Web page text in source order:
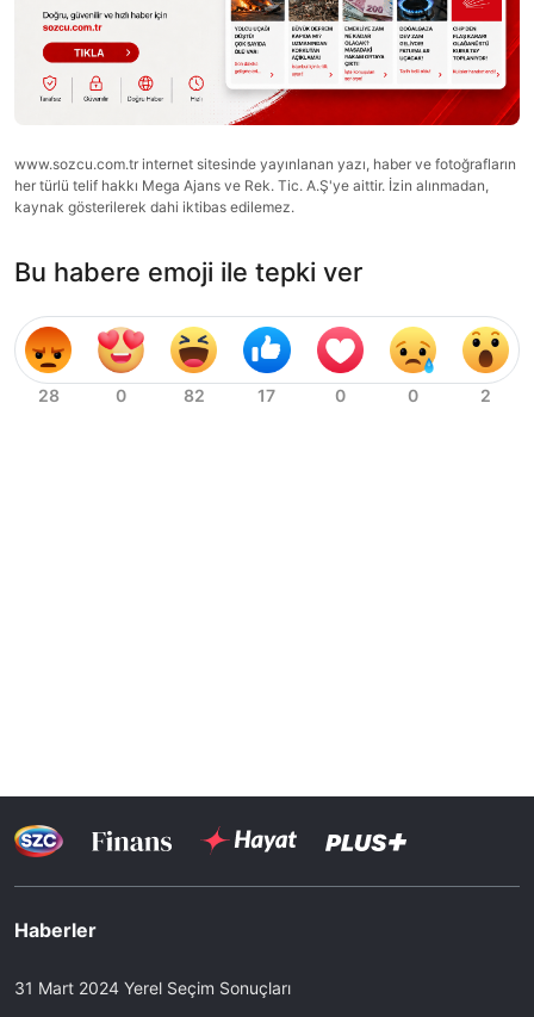
www.sozcu.com.tr internet sitesinde yayınlanan yazı, haber ve fotoğrafların
her türlü telif hakkı Mega Ajans ve Rek. Tic. A.Ş'ye aittir. İzin alınmadan,
kaynak gösterilerek dahi iktibas edilemez.
Bu habere emoji ile tepki ver
Haberler
31 Mart 2024 Yerel Seçim Sonuçları